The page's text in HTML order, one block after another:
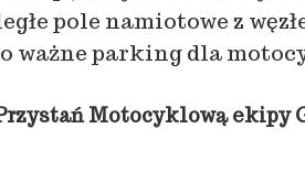
pole namiotowe z
ważne parking dla
Motocyklową ekipy